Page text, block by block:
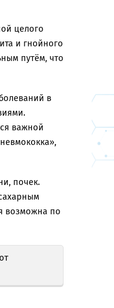
целого
и гнойного
путём, что
в
важной
почек.
возможна по